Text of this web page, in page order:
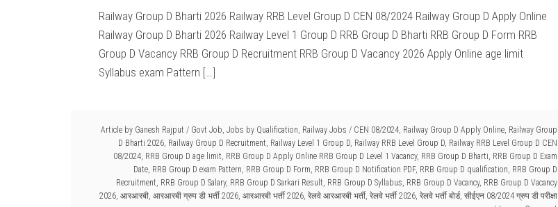
Railway Group D Bharti 2026 Railway RRB Level Group D CEN 08/2024 Railway Group D Apply Online
Railway Group D Bharti 2026 Railway Level 1 Group D RRB Group D Bharti RRB Group D Form RRB
Group D Vacancy RRB Group D Recruitment RRB Group D Vacancy 2026 Apply Online age limit
Syllabus exam Pattern […]
Article by Ganesh Rajput / Govt Job, Jobs by Qualification, Railway Jobs / CEN 08/2024, Railway Group D Apply Online, Railway Group
D Bharti 2026, Railway Group D Recruitment, Railway Level 1 Group D, Railway RRB Level Group D, Railway RRB Level Group D CEN
08/2024, RRB Group D age limit, RRB Group D Apply Online RRB Group D Level 1 Vacancy, RRB Group D Bharti, RRB Group D Exam
Date, RRB Group D exam Pattern, RRB Group D Form, RRB Group D Notification PDF, RRB Group D qualification, RRB Group D
Recruitment, RRB Group D Salary, RRB Group D Sarkari Result, RRB Group D Syllabus, RRB Group D Vacancy, RRB Group D Vacancy
2026, आरआरबी, आरआरबी ग्रुप डी भर्ती 2026, आरआरबी भर्ती 2026, रेलवे आरआरबी भर्ती, रेलवे भर्ती 2026, रेलवे भर्ती बोर्ड, सीईएन 08/2024 ग्रुप डी परीक्षा